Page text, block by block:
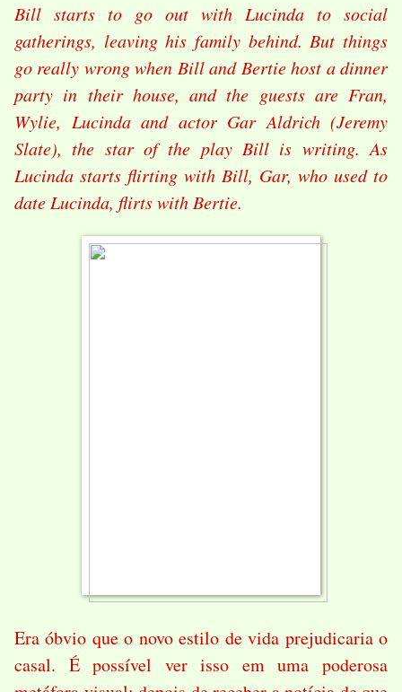
Bill starts to go out with Lucinda to social
gatherings, leaving his family behind. But things
go really wrong when Bill and Bertie host a dinner
party in their house, and the guests are Fran,
Wylie, Lucinda and actor Gar Aldrich (Jeremy
Slate), the star of the play Bill is writing. As
Lucinda starts flirting with Bill, Gar, who used to
date Lucinda, flirts with Bertie.
Era óbvio que o novo estilo de vida prejudicaria o
casal. É possível ver isso em uma poderosa